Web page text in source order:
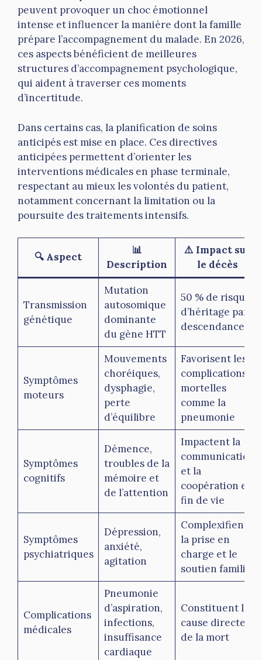
peuvent provoquer un choc émotionnel
intense et influencer la manière dont la famille
prépare l’accompagnement du malade. En 2026,
ces aspects bénéficient de meilleures
structures d’accompagnement psychologique,
qui aident à traverser ces moments
d’incertitude.
Dans certains cas, la planification de soins
anticipés est mise en place. Ces directives
anticipées permettent d’orienter les
interventions médicales en phase terminale,
respectant au mieux les volontés du patient,
notamment concernant la limitation ou la
poursuite des traitements intensifs.
🔍 Aspect
📊
Description
⚠️ Impact sur
le décès
Transmission
génétique
Mutation
autosomique
dominante
du gène HTT
50 % de risque
d’héritage par
descendance
Symptômes
moteurs
Mouvements
choréiques,
dysphagie,
perte
d’équilibre
Favorisent les
complications
mortelles
comme la
pneumonie
Symptômes
cognitifs
Démence,
troubles de la
mémoire et
de l’attention
Impactent la
communication
et la
coopération en
fin de vie
Symptômes
psychiatriques
Dépression,
anxiété,
agitation
Complexifient
la prise en
charge et le
soutien familial
Complications
médicales
Pneumonie
d’aspiration,
infections,
insuffisance
cardiaque
Constituent la
cause directe
de la mort